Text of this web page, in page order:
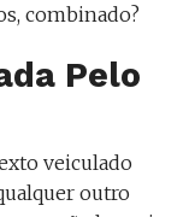
combinado?
Pelo
veiculado
outro